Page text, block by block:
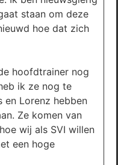
staan om deze
hoe dat zich
hoofdtrainer nog
ik ze nog te
en Lorenz hebben
Ze komen van
wij als SVI willen
een hoge